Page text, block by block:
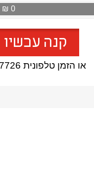
0 ₪
או הזמן טלפונית 09-7407726